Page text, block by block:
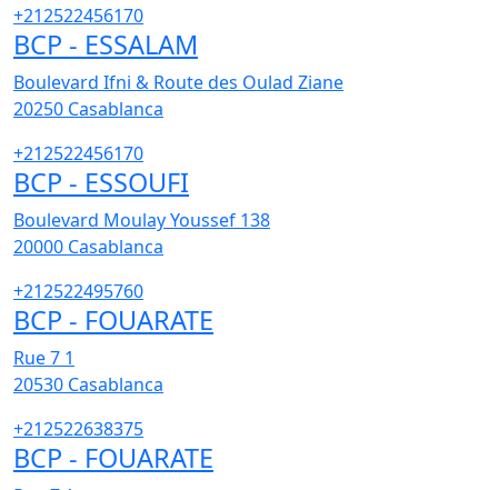
+212522456170
BCP - ESSALAM
Boulevard Ifni & Route des Oulad Ziane
20250 Casablanca
+212522456170
BCP - ESSOUFI
Boulevard Moulay Youssef 138
20000 Casablanca
+212522495760
BCP - FOUARATE
Rue 7 1
20530 Casablanca
+212522638375
BCP - FOUARATE